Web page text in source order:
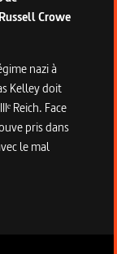
Crowe
nazi à
Kelley doit
Reich. Face
pris dans
le mal